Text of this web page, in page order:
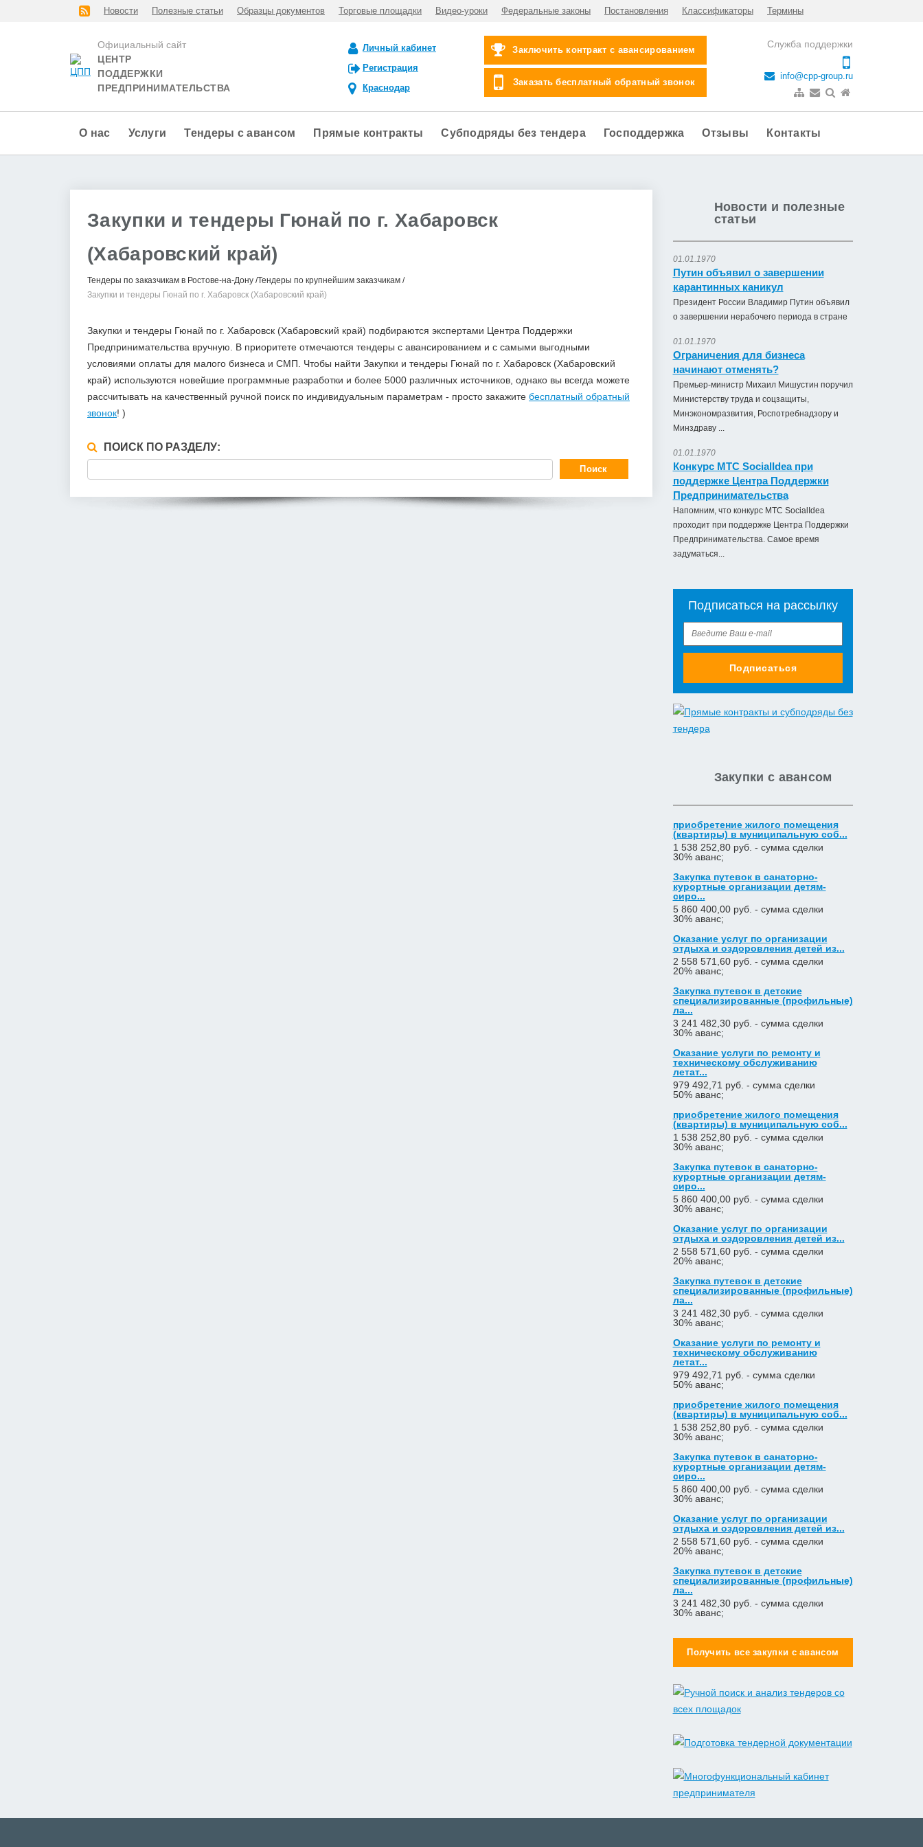
Новости Полезные статьи Образцы документов Торговые площадки Видео-уроки Федеральные законы Постановления Классификаторы Термины
Официальный сайт
ЦЕНТР
ПОДДЕРЖКИ
ПРЕДПРИНИМАТЕЛЬСТВА
Личный кабинет
Регистрация
Краснодар
Заключить контракт с авансированием
Заказать бесплатный обратный звонок
Служба поддержки
info@cpp-group.ru
О нас Услуги Тендеры с авансом Прямые контракты Субподряды без тендера Господдержка Отзывы Контакты
Закупки и тендеры Гюнай по г. Хабаровск
(Хабаровский край)
Тендеры по заказчикам в Ростове-на-Дону Тендеры по крупнейшим заказчикам
Закупки и тендеры Гюнай по г. Хабаровск (Хабаровский край)
Закупки и тендеры Гюнай по г. Хабаровск (Хабаровский край) подбираются экспертами Центра Поддержки
Предпринимательства вручную. В приоритете отмечаются тендеры с авансированием и с самыми выгодными
условиями оплаты для малого бизнеса и СМП. Чтобы найти Закупки и тендеры Гюнай по г. Хабаровск (Хабаровский
край) используются новейшие программные разработки и более 5000 различных источников, однако вы всегда можете
рассчитывать на качественный ручной поиск по индивидуальным параметрам - просто закажите бесплатный обратный
звонок! )
ПОИСК ПО РАЗДЕЛУ:
Новости и полезные
статьи
01.01.1970
Путин объявил о завершении
карантинных каникул
Президент России Владимир Путин объявил
о завершении нерабочего периода в стране
01.01.1970
Ограничения для бизнеса
начинают отменять?
Премьер-министр Михаил Мишустин поручил
Министерству труда и соцзащиты,
Минэкономразвития, Роспотребнадзору и
Минздраву ...
01.01.1970
Конкурс МТС SocialIdea при
поддержке Центра Поддержки
Предпринимательства
Напомним, что конкурс МТС SocialIdea
проходит при поддержке Центра Поддержки
Предпринимательства. Самое время
задуматься...
Подписаться на рассылку
Подписаться
Закупки с авансом
приобретение жилого помещения
(квартиры) в муниципальную соб...
1 538 252,80 руб. - сумма сделки
30% аванс;
Закупка путевок в санаторно-
курортные организации детям-
сиро...
5 860 400,00 руб. - сумма сделки
30% аванс;
Оказание услуг по организации
отдыха и оздоровления детей из...
2 558 571,60 руб. - сумма сделки
20% аванс;
Закупка путевок в детские
специализированные (профильные)
ла...
3 241 482,30 руб. - сумма сделки
30% аванс;
Оказание услуги по ремонту и
техническому обслуживанию
летат...
979 492,71 руб. - сумма сделки
50% аванс;
приобретение жилого помещения
(квартиры) в муниципальную соб...
1 538 252,80 руб. - сумма сделки
30% аванс;
Закупка путевок в санаторно-
курортные организации детям-
сиро...
5 860 400,00 руб. - сумма сделки
30% аванс;
Оказание услуг по организации
отдыха и оздоровления детей из...
2 558 571,60 руб. - сумма сделки
20% аванс;
Закупка путевок в детские
специализированные (профильные)
ла...
3 241 482,30 руб. - сумма сделки
30% аванс;
Оказание услуги по ремонту и
техническому обслуживанию
летат...
979 492,71 руб. - сумма сделки
50% аванс;
приобретение жилого помещения
(квартиры) в муниципальную соб...
1 538 252,80 руб. - сумма сделки
30% аванс;
Закупка путевок в санаторно-
курортные организации детям-
сиро...
5 860 400,00 руб. - сумма сделки
30% аванс;
Оказание услуг по организации
отдыха и оздоровления детей из...
2 558 571,60 руб. - сумма сделки
20% аванс;
Закупка путевок в детские
специализированные (профильные)
ла...
3 241 482,30 руб. - сумма сделки
30% аванс;
Получить все закупки с авансом